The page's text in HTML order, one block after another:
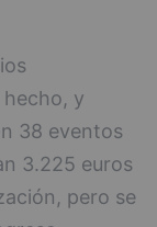
y
38 eventos
3.225 euros
pero se